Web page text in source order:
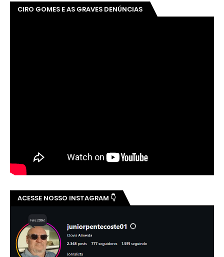
CIRO GOMES E AS GRAVES DENÚNCIAS
ACESSE NOSSO INSTAGRAM 👇